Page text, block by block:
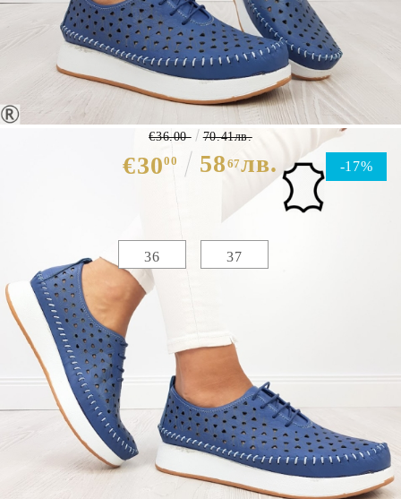
Ежедневни обувки от естествена
кожа в син цвят- Mika Blue 9138
-17%
€3000 58 67лв.
€36.00 70.41лв.
Таблица с размери
36 37
ЦВЯТ ОСНОВЕН:
МАТЕРИАЛ ОСНОВЕН:
МАТЕРИАЛ ВЪТРЕШНА ЧАСТ:
МАТЕРИАЛ СТЕЛКА:
ЕСТЕСТВЕНА КОЖА
ВИСОЧИНА ТОК:
ВИСОЧИНА ПЛАТФОРМА: